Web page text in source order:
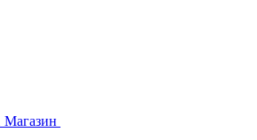
Магазин